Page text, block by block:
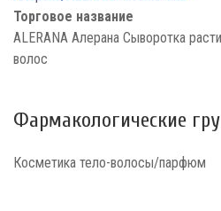
Торговое название
ALERANA Алерана Сыворотка
волос
Фармакологические
Косметика тело-волосы/парфюм